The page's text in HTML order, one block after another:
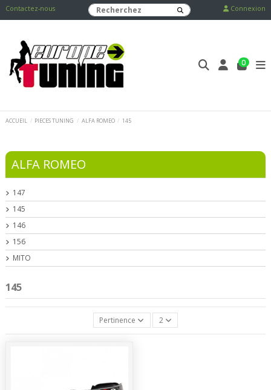
Contactez-nous Connexion
0
ACCUEIL PIECES TUNING ALFA ROMEO 145
145
Pertinence 2
ALFA ROMEO
147
145
146
156
MITO